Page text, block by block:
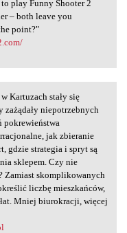
play Funny Shooter 2
– both leave you
point?"
w
Kartuzach stały się
zażądały niepotrzebnych
jak zbieranie
gdzie strategia i spryt są
sklepem. Czy nie
Zamiast skomplikowanych
liczbę mieszkańców,
Mniej biurokracji, więcej